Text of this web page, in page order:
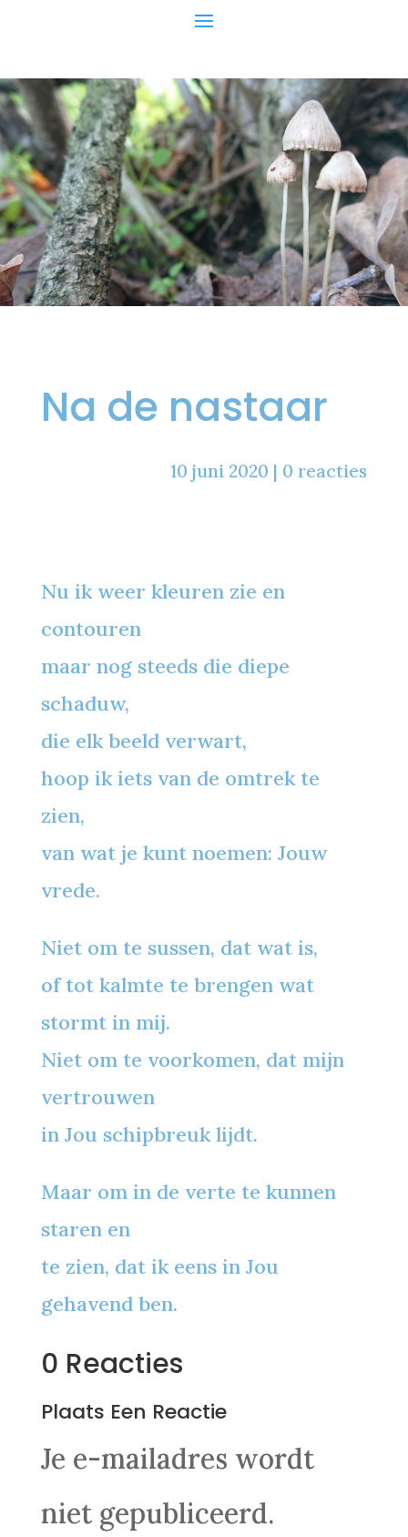
Na de nastaar
10 juni 2020 | 0 reacties
Nu ik weer kleuren zie en
contouren
maar nog steeds die diepe
schaduw,
die elk beeld verwart,
hoop ik iets van de omtrek te
zien,
van wat je kunt noemen: Jouw
vrede.
Niet om te sussen, dat wat is,
of tot kalmte te brengen wat
stormt in mij.
Niet om te voorkomen, dat mijn
vertrouwen
in Jou schipbreuk lijdt.
Maar om in de verte te kunnen
staren en
te zien, dat ik eens in Jou
gehavend ben.
0 Reacties
Plaats Een Reactie
Je e-mailadres wordt
niet gepubliceerd.